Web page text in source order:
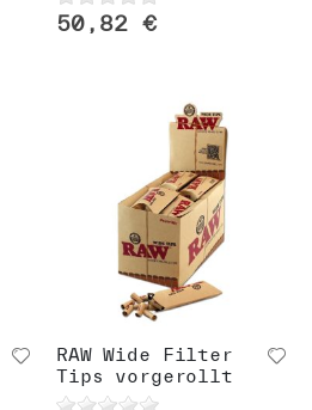
50,82 €
RAW Wide Filter
Tips vorgerollt